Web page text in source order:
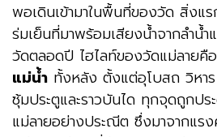
พอเดินเข้ามาในพื้นที่ของวัด สิ่งแ
ร่มเย็นที่มาพร้อมเสียงน้ำจากลำน้
วัดตลอดปี ไฮไลท์ของวัดแม่ลายคื
แม่น้ำ ทั้งหลัง ตั้งแต่อุโบสถ วิหา
ซุ้มประตูและราวบันได ทุกจุดถูกปร
แม่ลายอย่างประณีต ซึ่งมาจากแรง